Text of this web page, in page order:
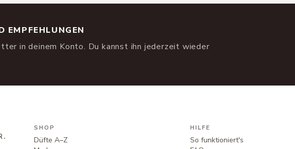
EMPFEHLUNGEN
in deinem Konto. Du kannst ihn jederzeit wieder
SHOP
Düfte A–Z
HILFE
So funktioniert's